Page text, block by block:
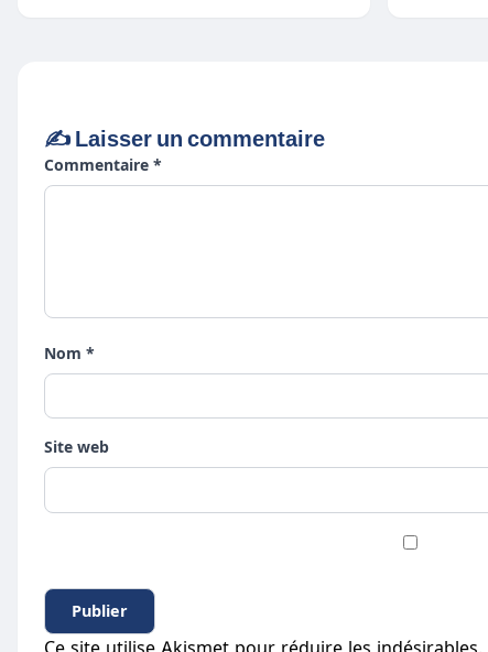
✍️ Laisser un commentaire
Commentaire *
Nom *
Site web
Ce site utilise Akismet pour réduire les indésirables.